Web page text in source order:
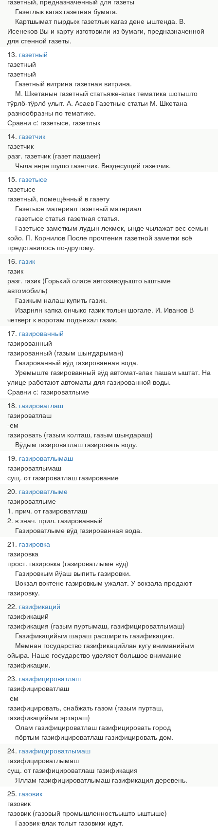
Газетлык кагаз газетная бумага.
Картшымат пырдыж газетлык кагаз дене ыштенда. В.
Исенеков Вы и карту изготовили из бумаги, предназначенной
для стенной газеты.
13 газетный
газетный
газетный
Газетный витрина газетная витрина.
М. Шкетанын газетный статьяже-влак тематика шотышто
тӱрлӧ-тӱрлӧ улыт. А. Асаев Газетные статьи М. Шкетана
разнообразны по тематике.
Сравни с: газетысе, газетлык
14 газетчик
газетчик
разг. газетчик (газет пашаеҥ)
Чыла вере шушо газетчик. Вездесущий газетчик.
15 газетысе
газетысе
газетный, помещённый в газету
Газетысе материал газетный материал
газетысе статья газетная статья.
Газетысе заметкым лудын лекмек, ынде чылажат вес семын
койо. П. Корнилов После прочтения газетной заметки всё
представилось по-другому.
16 газик
газик
разг. газик (Горький оласе автозаводышто ыштыме
автомобиль)
Газикым налаш купить газик.
Изарнян капка ончыко газик толын шогале. И. Иванов В
четверг к воротам подъехал газик.
17 газированный
газированный
газированный (газым шыҥдарыман)
Газированный вӱд газированная вода.
Уремыште газированный вӱд автомат-влак пашам ыштат. На
улице работают автоматы для газированной воды.
Сравни с: газироватлыме
18 газироватлаш
газироватлаш
-ем
газировать (газым колташ, газым шыҥдараш)
Вӱдым газироватлаш газировать воду.
19 газироватлымаш
газироватлымаш
сущ. от газироватлаш газирование
20 газироватлыме
газироватлыме
1. прич. от газироватлаш
2. в знач. прил. газированный
Газироватлыме вӱд газированная вода.
21 газировка
газировка
прост. газировка (газироватлыме вӱд)
Газировкым йӱаш выпить газировки.
Вокзал воктене газировкым ужалат. У вокзала продают
газировку.
22 газификаций
газификаций
газификация (газым пуртымаш, газифицироватлымаш)
Газификацийым шараш расширить газификацию.
Мемнан государство газификацийлан кугу вниманийым
ойыра. Наше государство уделяет большое внимание
газификации.
23 газифицироватлаш
газифицироватлаш
-ем
газифицировать, снабжать газом (газым пурташ,
газификацийым эртараш)
Олам газифицироватлаш газифицировать город
пӧртым газифицироватлаш газифицировать дом.
24 газифицироватлымаш
газифицироватлымаш
сущ. от газифицироватлаш газификация
Яллам газифицироватлымаш газификация деревень.
25 газовик
газовик
газовик (газовый промышленностьышто ыштыше)
Газовик-влак толыт газовики идут.